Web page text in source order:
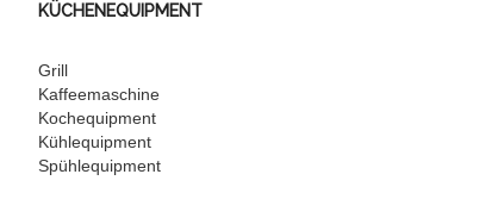
KÜCHENEQUIPMENT
Grill
Kaffeemaschine
Kochequipment
Kühlequipment
Spühlequipment